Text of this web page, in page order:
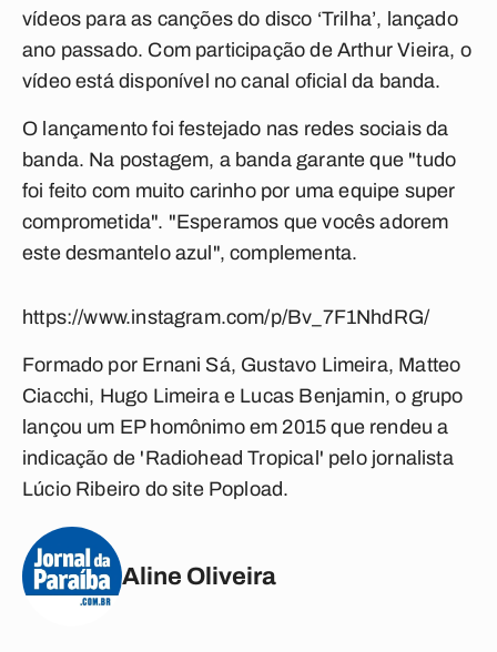
vídeos para as canções do disco ‘Trilha’, lançado
ano passado. Com participação de Arthur Vieira, o
vídeo está disponível no canal oficial da banda.
O lançamento foi festejado nas redes sociais da
banda. Na postagem, a banda garante que "tudo
foi feito com muito carinho por uma equipe super
comprometida". "Esperamos que vocês adorem
este desmantelo azul", complementa.
https://www.instagram.com/p/Bv_7F1NhdRG/
Formado por Ernani Sá, Gustavo Limeira, Matteo
Ciacchi, Hugo Limeira e Lucas Benjamin, o grupo
lançou um EP homônimo em 2015 que rendeu a
indicação de 'Radiohead Tropical' pelo jornalista
Lúcio Ribeiro do site Popload.
Aline Oliveira